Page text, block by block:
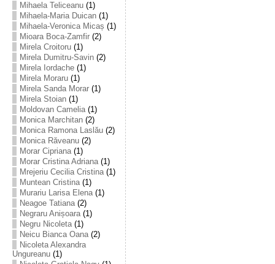
Mihaela Teliceanu(1)
Mihaela-Maria Duican(1)
Mihaela-Veronica Micaș (1)
Mioara Boca-Zamfir(2)
Mirela Croitoru(1)
Mirela Dumitru-Savin(2)
Mirela Iordache(1)
Mirela Moraru(1)
Mirela Sanda Morar(1)
Mirela Stoian(1)
Moldovan Camelia(1)
Monica Marchitan(2)
Monica Ramona Laslău(2)
Monica Răveanu(2)
Morar Cipriana(1)
Morar Cristina Adriana(1)
Mrejeriu Cecilia Cristina(1)
Muntean Cristina(1)
Murariu Larisa Elena(1)
Neagoe Tatiana(2)
Negraru Anișoara(1)
Negru Nicoleta(1)
Neicu Bianca Oana(2)
Nicoleta Alexandra
Ungureanu(1)